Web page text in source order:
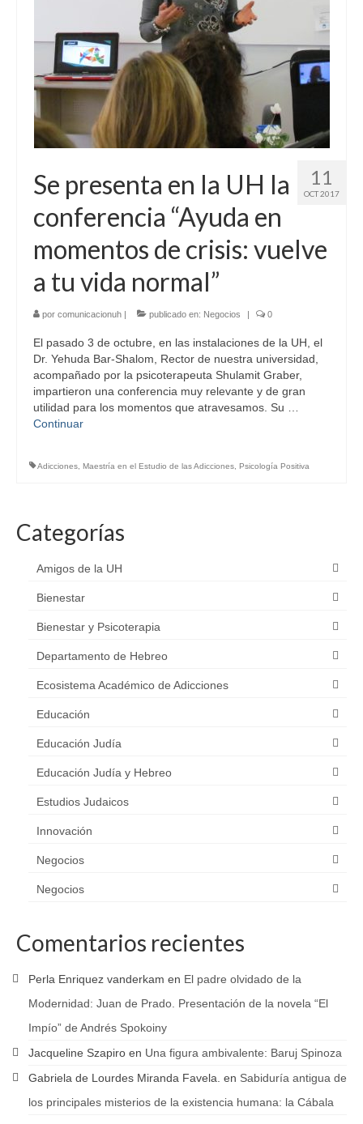
11
OCT 2017
Se presenta en la UH la
conferencia “Ayuda en
momentos de crisis: vuelve
a tu vida normal”
por comunicacionuh | publicado en: Negocios | 0
El pasado 3 de octubre, en las instalaciones de la UH, el
Dr. Yehuda Bar-Shalom, Rector de nuestra universidad,
acompañado por la psicoterapeuta Shulamit Graber,
impartieron una conferencia muy relevante y de gran
utilidad para los momentos que atravesamos. Su …
Continuar
Adicciones Maestría en el Estudio de las Adicciones Psicología Positiva
Categorías
Amigos de la UH
Bienestar
Bienestar y Psicoterapia
Departamento de Hebreo
Ecosistema Académico de Adicciones
Educación
Educación Judía
Educación Judía y Hebreo
Estudios Judaicos
Innovación
Negocios
Negocios
Comentarios recientes
Perla Enriquez vanderkam en El padre olvidado de la
Modernidad: Juan de Prado. Presentación de la novela “El
Impío” de Andrés Spokoiny
Jacqueline Szapiro en Una figura ambivalente: Baruj Spinoza
Gabriela de Lourdes Miranda Favela. en Sabiduría antigua de
los principales misterios de la existencia humana: la Cábala